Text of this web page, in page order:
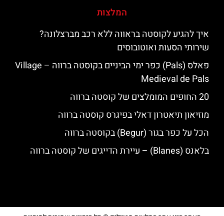
המלצות
איך להגיע לקוסטה בראווה ללא רכב מברצלונה?
שירותי הסעות ואוטובוסים
פאלס (Pals) כפר ימי הביניים בקוסטה ברווה – ‪‪Village
Medieval de Pals‬‬
20 החופים המומלצים של קוסטה ברווה
מוזיאון תיאטרון דאלי בפיגרס קוסטה ברווה
הכל על כפר בגור (Begur) בקוסטה ברווה
בלאנס (Blanes) – עיירת הדייגים של קוסטה ברווה